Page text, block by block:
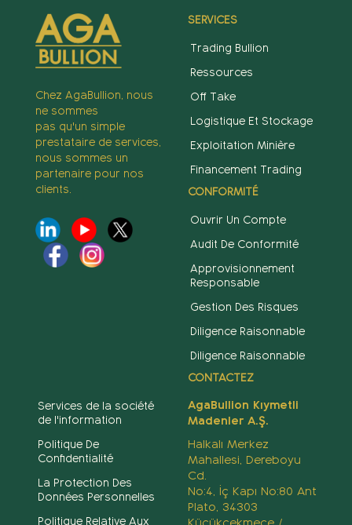
Chez AgaBullion, nous
ne sommes
pas qu'un simple
prestataire de services,
nous sommes un
partenaire pour nos
clients.
SERVICES
Trading Bullion
Ressources
Off Take
Logistique Et Stockage
Exploitation Minière
Financement Trading
CONFORMITÉ
Ouvrir Un Compte
Audit De Conformité
Approvisionnement
Responsable
Gestion Des Risques
Diligence Raisonnable
Diligence Raisonnable
Services de la société
de l'information
Politique De
Confidentialité
La Protection Des
Données Personnelles
Politique Relative Aux
CONTACTEZ
AgaBullion Kıymetli
Madenler A.Ş.
Halkalı Merkez
Mahallesi, Dereboyu
Cd.
No:4, İç Kapı No:80 Ant
Plato, 34303